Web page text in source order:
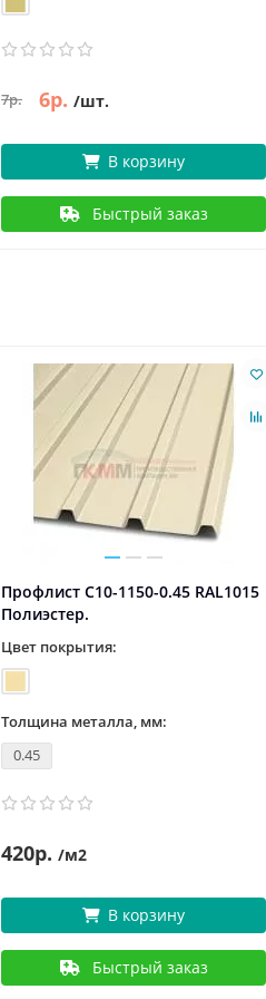
7р. 6р. /шт.
В корзину
Быстрый заказ
Профлист С10-1150-0.45 RAL1015
Полиэстер.
Цвет покрытия:
Толщина металла, мм:
0.45
420р. /м2
В корзину
Быстрый заказ